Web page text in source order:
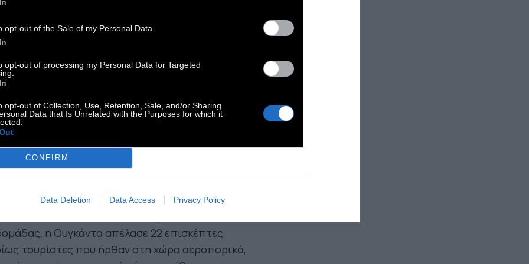
opt-out of the Sale of my Personal Data.
opt-out of processing my Personal Data for Targeted
opt-out of Collection, Use, Retention, Sale, and/or Sharing
Data that Is Unrelated with the Purposes for which it
CONFIRM
Data Deletion Data Access Privacy Policy
κοινωνικής δικτύωσης
από πολίτες που
τον θυμό τους
στους Ευρωπαίους,
την εισαγωγή του ιού
για τον απολυμαντικό ψεκασμό όλων των
η Ουγκάντα απέλασε 22 επισκέπτες,
τουρίστες που ήρθαν στη χώρα αεροπορικά,